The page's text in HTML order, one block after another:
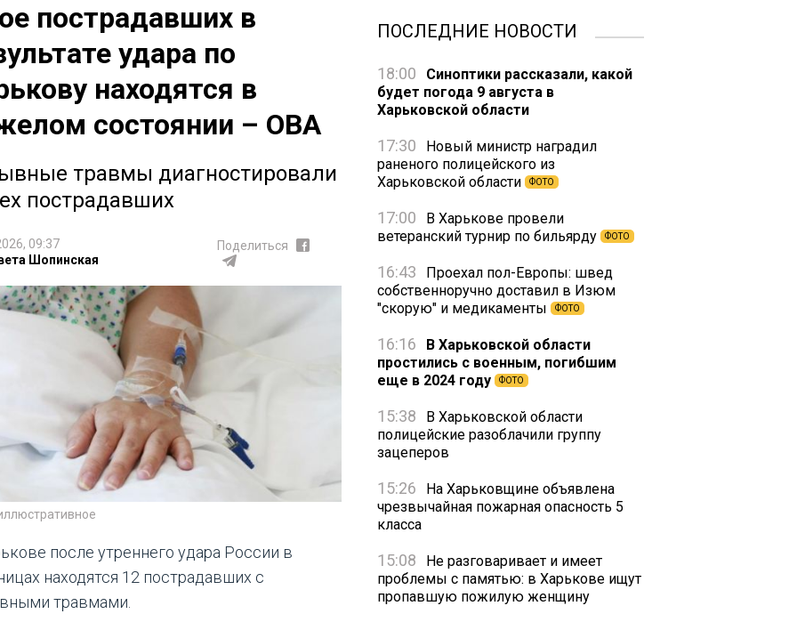
пострадавших в
удара по
находятся в
состоянии – ОВА
травмы диагностировали
пострадавших
09:37
Шопинская
Поделиться
после утреннего удара России в
находятся 12 пострадавших с
травмами.
ПОСЛЕДНИЕ НОВОСТИ
18:00
Синоптики рассказали, какой
будет погода 9 августа в
Харьковской области
17:30
Новый министр наградил
раненого полицейского из
Харьковской области
ФОТО
17:00
В Харькове провели
ветеранский турнир по бильярду
ФОТО
16:43
Проехал пол-Европы: швед
собственноручно доставил в Изюм
"скорую" и медикаменты
ФОТО
16:16
В Харьковской области
простились с военным, погибшим
еще в 2024 году
ФОТО
15:38
В Харьковской области
полицейские разоблачили группу
зацеперов
15:26
На Харьковщине объявлена
чрезвычайная пожарная опасность 5
класса
15:08
Не разговаривает и имеет
проблемы с памятью: в Харькове ищут
пропавшую пожилую женщину